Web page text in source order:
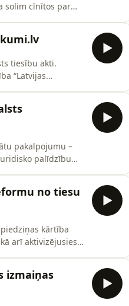
solim cīnītos par
tiesību akti.
“Latvijas
pakalpojumu –
palīdzību
no tiesu
kārtība
arī aktivizējusies
izmaiņas